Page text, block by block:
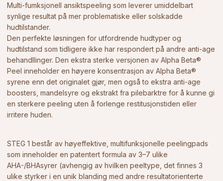
Multi-fumksjonell ansiktspeeling som leverer umiddelbart
synlige resultat på mer problematiske eller solskadde
hudtilstander.
Den perfekte løsningen for utfordrende hudtyper og
hudtilstand som tidligere ikke har respondert på andre anti-age
behandllinger. Den ekstra sterke versjonen av Alpha Beta®
Peel inneholder en høyere konsentrasjon av Alpha Beta®
syrene enn det originalet gjør, men også to ekstra anti-age
boosters, mandelsyre og ekstrakt fra pilebarktre for å kunne gi
en sterkere peeling uten å forlenge restitusjonstiden eller
irritere huden.
STEG 1 består av høyeffektive, multifunksjonelle peelingpads
som inneholder en patentert formula av 3–7 ulike
AHA-/BHAsyrer (avhengig av hvilken peeltype, det finnes 3
ulike styrker i en unik blanding med andre resultatorienterte